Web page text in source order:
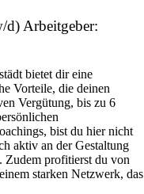
d) Arbeitgeber:
bietet dir eine
Vorteile, die deinen
Vergütung, bis zu 6
bist du hier nicht
aktiv an der Gestaltung
Zudem profitierst du von
starken Netzwerk, das